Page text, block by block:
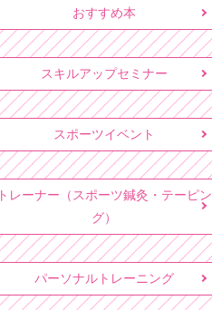
おすすめ本
スキルアップセミナー
スポーツイベント
トレーナー（スポーツ鍼灸・テーピン
グ）
パーソナルトレーニング